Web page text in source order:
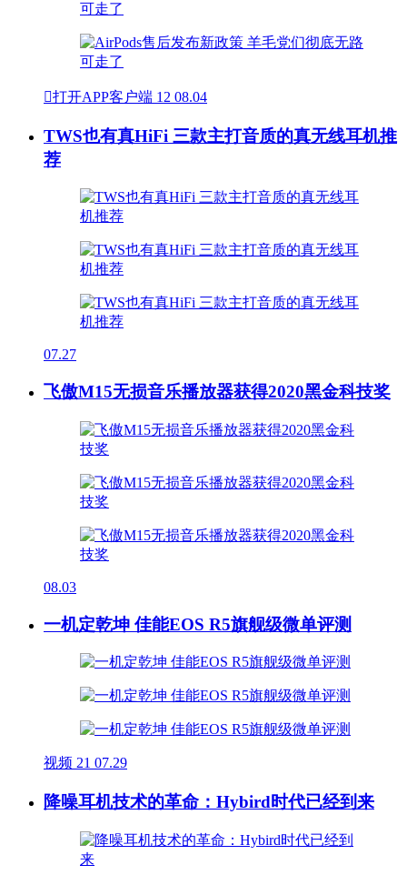
打开APP客户端 12 08.04
TWS也有真HiFi 三款主打音质的真无线耳机推
荐
07.27
飞傲M15无损音乐播放器获得2020黑金科技奖
08.03
一机定乾坤 佳能EOS R5旗舰级微单评测
视频 21 07.29
降噪耳机技术的革命：Hybird时代已经到来